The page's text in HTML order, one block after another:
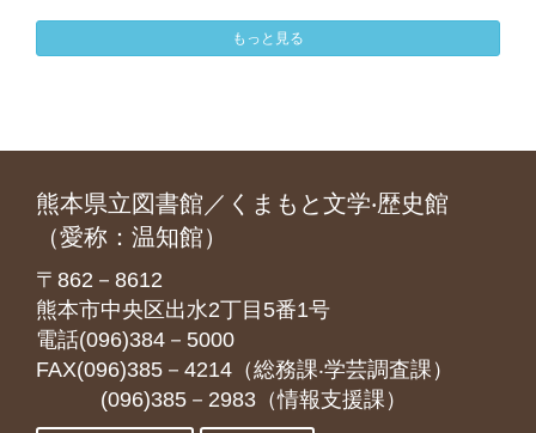
もっと見る
熊本県立図書館／くまもと文学‧歴史館
（愛称：温知館）
〒862－8612
熊本市中央区出水2丁目5番1号
電話(096)384－5000
FAX(096)385－4214（総務課‧学芸調査課）
(096)385－2983（情報支援課）